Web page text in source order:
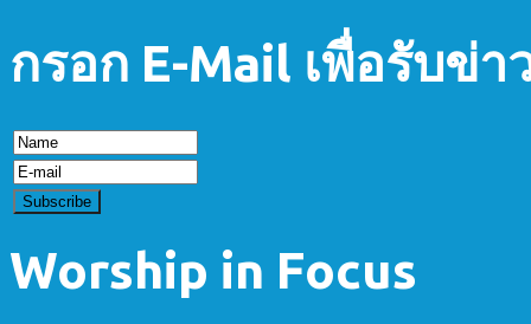
กรอก E-Mail เพื่อรับข่า
Worship in Focus